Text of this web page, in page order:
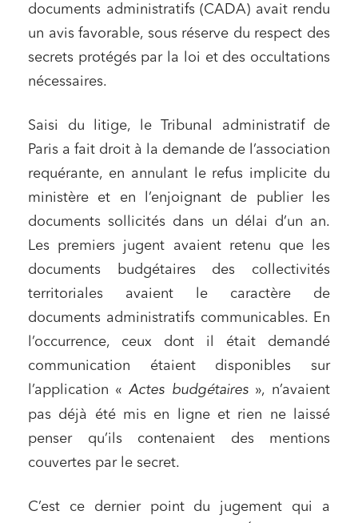
documents administratifs (CADA) avait rendu
un avis favorable, sous réserve du respect des
secrets protégés par la loi et des occultations
nécessaires.
Saisi du litige, le Tribunal administratif de
Paris a fait droit à la demande de l’association
requérante, en annulant le refus implicite du
ministère et en l’enjoignant de publier les
documents sollicités dans un délai d’un an.
Les premiers jugent avaient retenu que les
documents budgétaires des collectivités
territoriales avaient le caractère de
documents administratifs communicables. En
l’occurrence, ceux dont il était demandé
communication étaient disponibles sur
l’application « Actes budgétaires », n’avaient
pas déjà été mis en ligne et rien ne laissé
penser qu’ils contenaient des mentions
couvertes par le secret.
C’est ce dernier point du jugement qui a